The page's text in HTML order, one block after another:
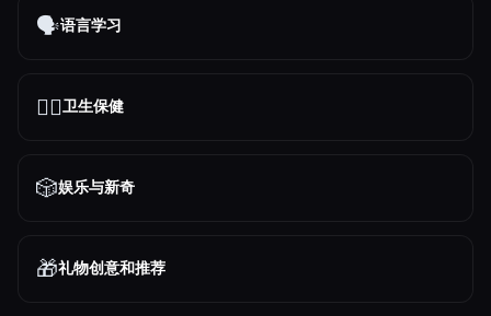
🗣️语言学习
👩‍⚕️卫生保健
🎲娱乐与新奇
🎁礼物创意和推荐